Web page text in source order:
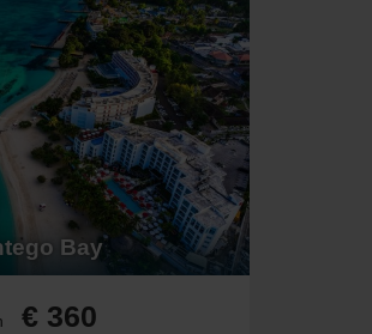
plantages en
Bay
€ 360